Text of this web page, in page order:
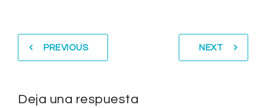
PREVIOUS NEXT
Deja una respuesta